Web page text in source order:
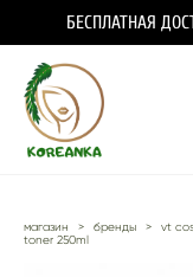
БЕСПЛАТНАЯ
магазин > бренды > vt
toner 250ml